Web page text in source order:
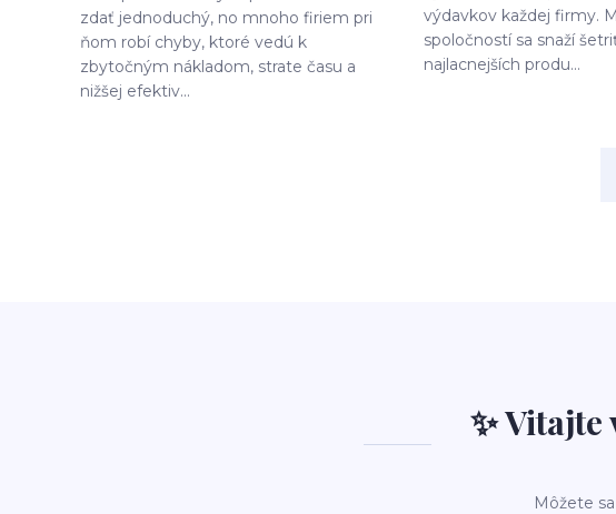
zdať jednoduchý, no mnoho firiem pri
ňom robí chyby, ktoré vedú k
zbytočným nákladom, strate času a
nižšej efektiv...
výdavkov každej firmy.
spoločností sa snaží
najlacnejších produ...
✨
Môžete